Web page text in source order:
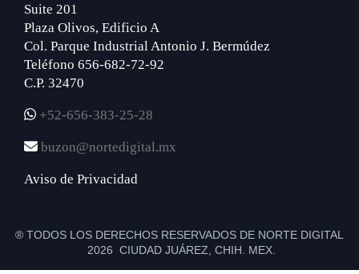
Suite 201
Plaza Olivos, Edificio A
Col. Parque Industrial Antonio J. Bermúdez
Teléfono 656-682-72-92
C.P. 32470
+52-656-383-25-28
buzon@nortedigital.mx
Aviso de Privacidad
® TODOS LOS DERECHOS RESERVADOS DE NORTE DIGITAL
2026 CIUDAD JUÁREZ, CHIH. MEX.